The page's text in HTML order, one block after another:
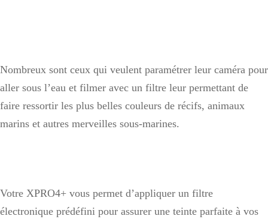
Nombreux sont ceux qui veulent paramétrer leur caméra pour
aller sous l’eau et filmer avec un filtre leur permettant de
faire ressortir les plus belles couleurs de récifs, animaux
marins et autres merveilles sous-marines.
Votre XPRO4+ vous permet d’appliquer un filtre
électronique prédéfini pour assurer une teinte parfaite à vos